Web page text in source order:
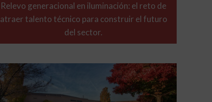
Relevo generacional en iluminación: el reto de
atraer talento técnico para construir el futuro
del sector.